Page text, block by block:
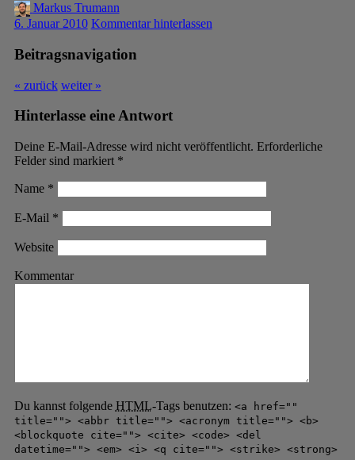
Markus Trumann
6. Januar 2010 Kommentar hinterlassen
Beitragsnavigation
« zurück weiter »
Hinterlasse eine Antwort
Deine E-Mail-Adresse wird nicht veröffentlicht. Erforderliche
Felder sind markiert *
Name *
E-Mail *
Website
Kommentar
Du kannst folgende HTML-Tags benutzen: <a href=""
title=""> <abbr title=""> <acronym title=""> <b>
<blockquote cite=""> <cite> <code> <del
datetime=""> <em> <i> <q cite=""> <strike> <strong>